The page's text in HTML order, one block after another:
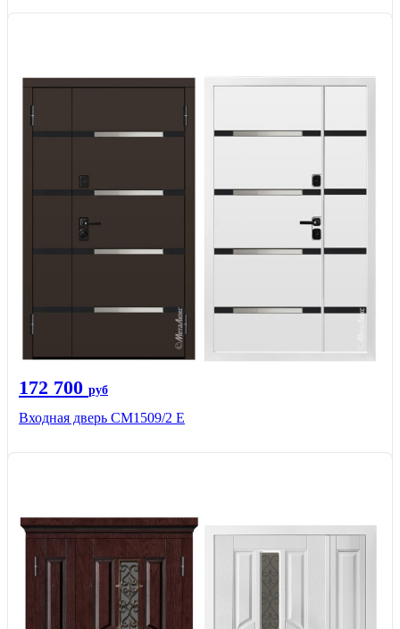
172 700 руб
Входная дверь CМ1509/2 Е